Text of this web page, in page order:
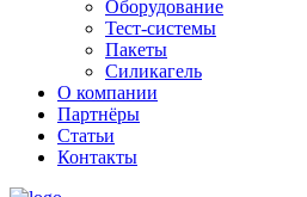
Оборудование
Тест-системы
Пакеты
Силикагель
О компании
Партнёры
Статьи
Контакты